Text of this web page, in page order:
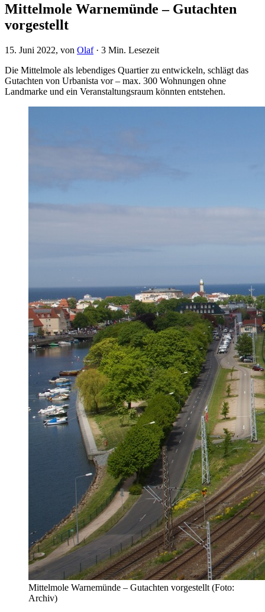
Mittelmole Warnemünde – Gutachten
vorgestellt
15. Juni 2022, von Olaf· 3 Min. Lesezeit
Die Mittelmole als lebendiges Quartier zu entwickeln, schlägt das
Gutachten von Urbanista vor – max. 300 Wohnungen ohne
Landmarke und ein Veranstaltungsraum könnten entstehen.
Mittelmole Warnemünde – Gutachten vorgestellt (Foto:
Archiv)